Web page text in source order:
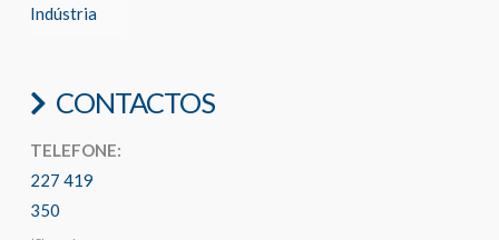
Indústria
CONTACTOS
TELEFONE:
227 419
350